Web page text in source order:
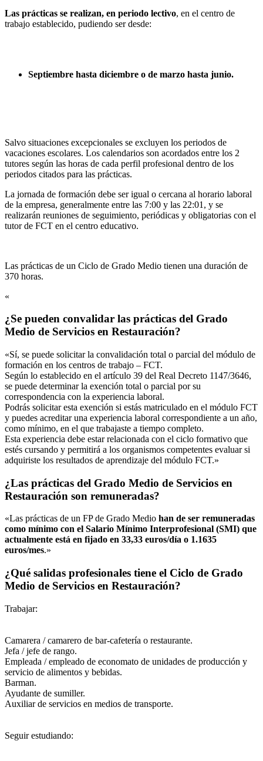
Las prácticas se realizan, en periodo lectivo, en el centro de
trabajo establecido, pudiendo ser desde:
Septiembre hasta diciembre o de marzo hasta junio.
Salvo situaciones excepcionales se excluyen los periodos de
vacaciones escolares. Los calendarios son acordados entre los 2
tutores según las horas de cada perfil profesional dentro de los
periodos citados para las prácticas.
La jornada de formación debe ser igual o cercana al horario laboral
de la empresa, generalmente entre las 7:00 y las 22:01, y se
realizarán reuniones de seguimiento, periódicas y obligatorias con el
tutor de FCT en el centro educativo.
Las prácticas de un Ciclo de Grado Medio tienen una duración de
370 horas.
«
¿Se pueden convalidar las prácticas del Grado
Medio de Servicios en Restauración?
«Sí, se puede solicitar la convalidación total o parcial del módulo de
formación en los centros de trabajo – FCT.
Según lo establecido en el artículo 39 del Real Decreto 1147/3646,
se puede determinar la exención total o parcial por su
correspondencia con la experiencia laboral.
Podrás solicitar esta exención si estás matriculado en el módulo FCT
y puedes acreditar una experiencia laboral correspondiente a un año,
como mínimo, en el que trabajaste a tiempo completo.
Esta experiencia debe estar relacionada con el ciclo formativo que
estés cursando y permitirá a los organismos competentes evaluar si
adquiriste los resultados de aprendizaje del módulo FCT.»
¿Las prácticas del Grado Medio de Servicios en
Restauración son remuneradas?
«Las prácticas de un FP de Grado Medio han de ser remuneradas
como mínimo con el Salario Mínimo Interprofesional (SMI) que
actualmente está en fijado en 33,33 euros/día o 1.1635
euros/mes.»
¿Qué salidas profesionales tiene el Ciclo de Grado
Medio de Servicios en Restauración?
Trabajar:
Camarera / camarero de bar-cafetería o restaurante.
Jefa / jefe de rango.
Empleada / empleado de economato de unidades de producción y
servicio de alimentos y bebidas.
Barman.
Ayudante de sumiller.
Auxiliar de servicios en medios de transporte.
Seguir estudiando: